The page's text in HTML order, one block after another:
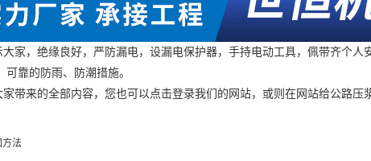
家，绝缘良好，严防漏电，设漏电保护器，手持电动工具，佩带齐个人
靠的防雨、防潮措施。
来的全部内容，您也可以点击登录我们的网站，或则在网站给公路压
方法